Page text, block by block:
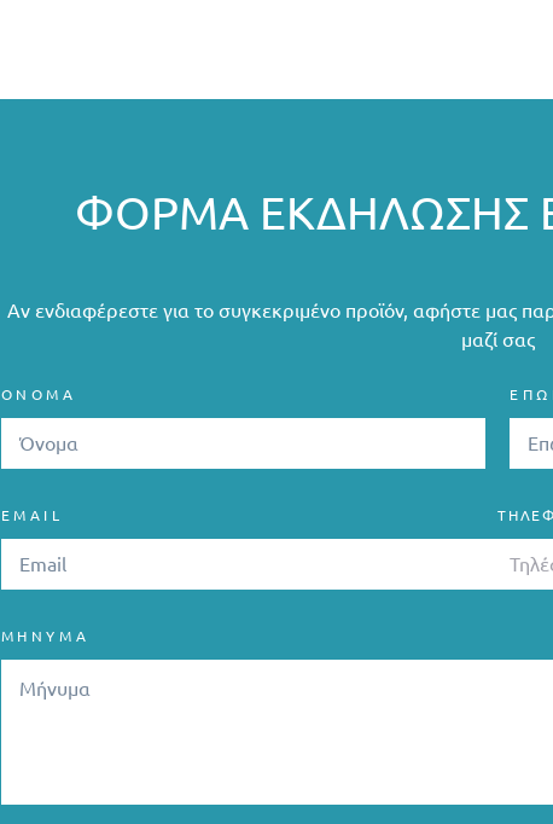
ΦΌΡΜΑ ΕΚΔΉΛΩΣΗΣ
Αν ενδιαφέρεστε για το συγκεκριμένο προϊόν, αφήστε μας
μαζί σας
ΟΝΟΜΑ
EMAIL
ΜΗΝΥΜΑ